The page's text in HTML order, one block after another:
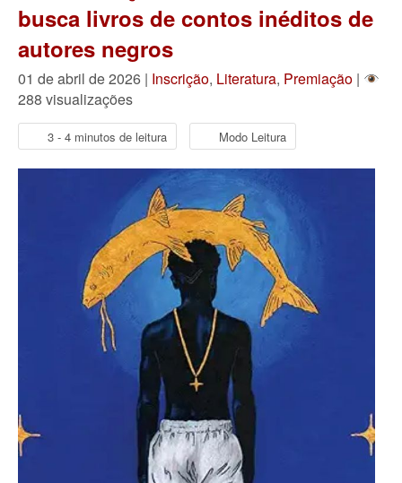
busca livros de contos inéditos de
autores negros
01 de abril de 2026 | Inscrição, Literatura, Premiação |
288 visualizações
3 - 4 minutos de leitura Modo Leitura